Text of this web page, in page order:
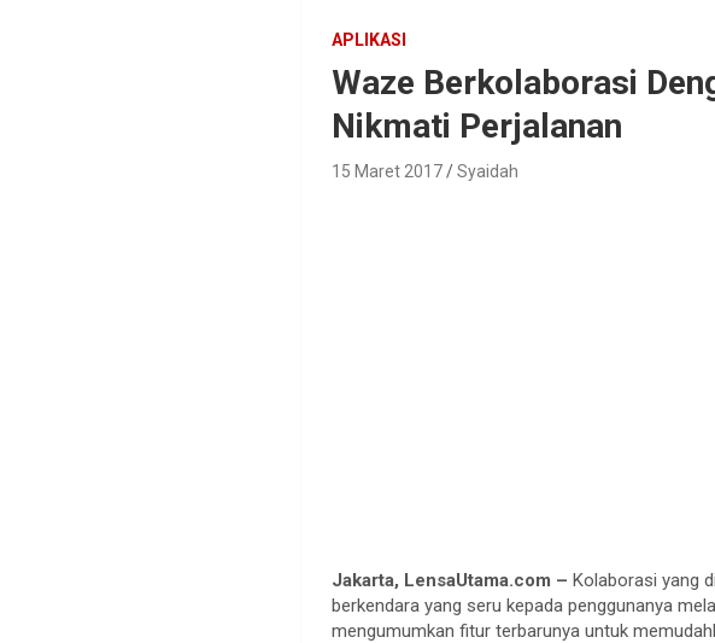
APLIKASI
Waze Berkolaborasi
Nikmati Perjalanan
15 Maret 2017 Syaidah
Jakarta, LensaUtama.com – Kolaborasi yang
berkendara yang seru kepada penggunanya
mengumumkan fitur terbarunya untuk